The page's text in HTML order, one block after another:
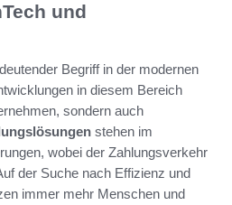
und
Begriff in der modernen
in diesem Bereich
sondern auch
stehen im
wobei der Zahlungsverkehr
der Suche nach Effizienz und
immer mehr Menschen und